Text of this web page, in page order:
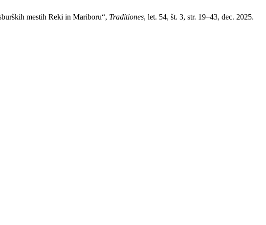
mestih Reki in Mariboru“, Traditiones, let. 54, št. 3, str. 19–43, dec. 2025.